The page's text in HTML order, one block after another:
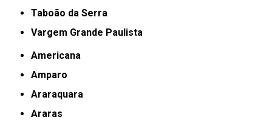
Taboão da Serra
Vargem Grande Paulista
Americana
Amparo
Araraquara
Araras